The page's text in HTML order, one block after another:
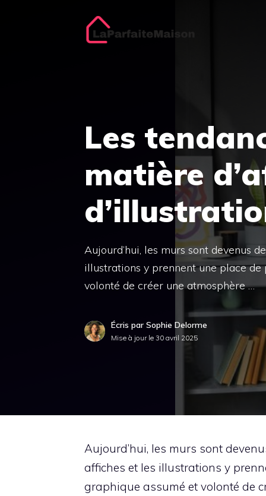
Les
matière
Aujourd’hui, les murs sont devenus
illustrations y prennent une place
volonté de créer une atmosphère …
Écris par Sophie Delorme
Mise à jour le 30 avril 2025
Aujourd’hui, les murs sont
affiches et les illustrations y
graphique assumé et volonté de